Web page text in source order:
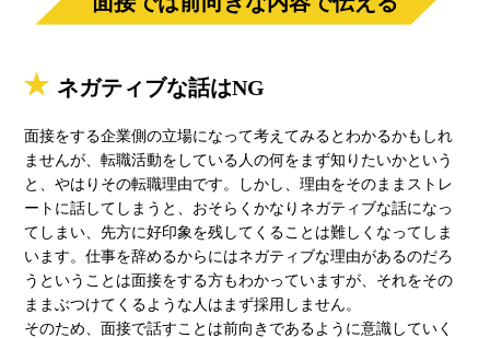
ネガティブな話はNG
面接をする企業側の立場になって考えてみるとわかるかもしれ
ませんが、転職活動をしている人の何をまず知りたいかという
と、やはりその転職理由です。しかし、理由をそのままストレ
ートに話してしまうと、おそらくかなりネガティブな話になっ
てしまい、先方に好印象を残してくることは難しくなってしま
います。仕事を辞めるからにはネガティブな理由があるのだろ
うということは面接をする方もわかっていますが、それをその
ままぶつけてくるような人はまず採用しません。
そのため、面接で話すことは前向きであるように意識していく